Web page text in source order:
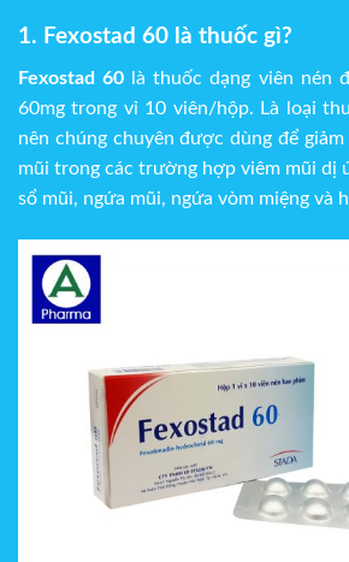
1. Fexostad 60 là thuốc gì?
Fexostad 60 là thuốc dạng viên nén
60mg trong vỉ 10 viên/hộp. Là loại
nên chúng chuyên được dùng để
mũi trong các trường hợp viêm mũi dị
sổ mũi, ngứa mũi, ngứa vòm miệng và